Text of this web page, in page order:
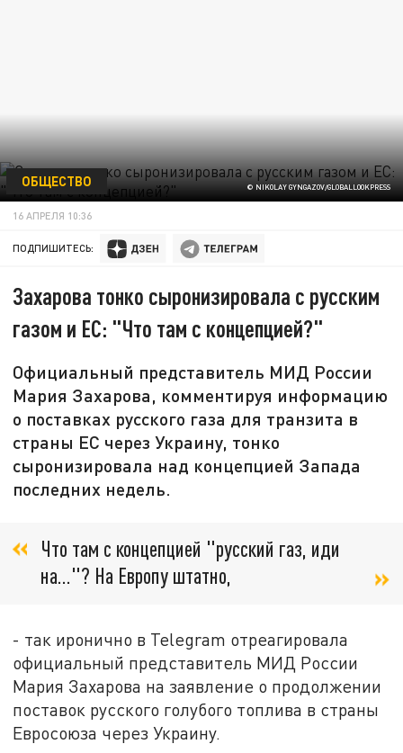
© NIKOLAY GYNGAZOV/GLOBALLOOKPRESS
ОБЩЕСТВО
16 АПРЕЛЯ 10:36
ПОДПИШИТЕСЬ:
Захарова тонко сыронизировала с русским
газом и ЕС: "Что там с концепцией?"
Официальный представитель МИД России
Мария Захарова, комментируя информацию
о поставках русского газа для транзита в
страны ЕС через Украину, тонко
сыронизировала над концепцией Запада
последних недель.
Что там с концепцией "русский газ, иди
на…"? На Европу штатно,
- так иронично в Telegram отреагировала
официальный представитель МИД России
Мария Захарова на заявление о продолжении
поставок русского голубого топлива в страны
Евросоюза через Украину.